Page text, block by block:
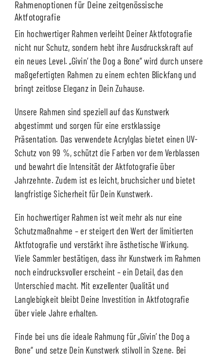
Rahmenoptionen für Deine zeitgenössische
Aktfotografie
Ein hochwertiger Rahmen verleiht Deiner Aktfotografie
nicht nur Schutz, sondern hebt ihre Ausdruckskraft auf
ein neues Level. „Givin’ the Dog a Bone“ wird durch unsere
maßgefertigten Rahmen zu einem echten Blickfang und
bringt zeitlose Eleganz in Dein Zuhause.
Unsere Rahmen sind speziell auf das Kunstwerk
abgestimmt und sorgen für eine erstklassige
Präsentation. Das verwendete Acrylglas bietet einen UV-
Schutz von 99 %, schützt die Farben vor dem Verblassen
und bewahrt die Intensität der Aktfotografie über
Jahrzehnte. Zudem ist es leicht, bruchsicher und bietet
langfristige Sicherheit für Dein Kunstwerk.
Ein hochwertiger Rahmen ist weit mehr als nur eine
Schutzmaßnahme – er steigert den Wert der limitierten
Aktfotografie und verstärkt ihre ästhetische Wirkung.
Viele Sammler bestätigen, dass ihr Kunstwerk im Rahmen
noch eindrucksvoller erscheint – ein Detail, das den
Unterschied macht. Mit exzellenter Qualität und
Langlebigkeit bleibt Deine Investition in Aktfotografie
über viele Jahre erhalten.
Finde bei uns die ideale Rahmung für „Givin’ the Dog a
Bone“ und setze Dein Kunstwerk stilvoll in Szene. Bei